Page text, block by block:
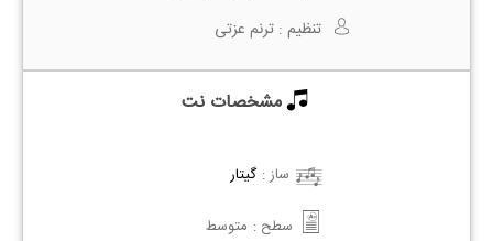
تنظیم : ترنم عزتی
مشخصات نت
ساز : گیتار
سطح : متوسط